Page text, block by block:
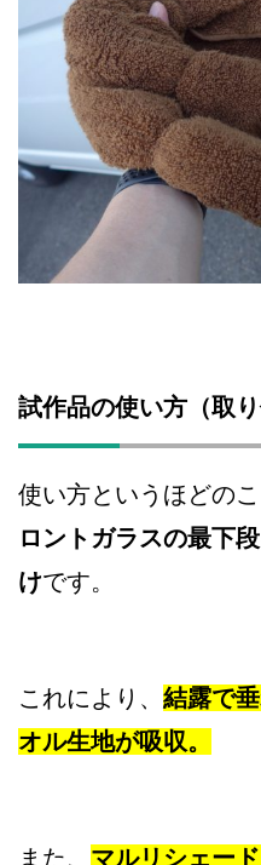
試作品の使い方（取り
使い方というほどの
ロントガラスの最下
けです。
これにより、 結露で
オル生地が吸収。
また、 マルリシェー